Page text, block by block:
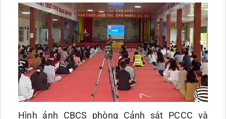
Hình ảnh CBCS phòng Cảnh sát PCCC và